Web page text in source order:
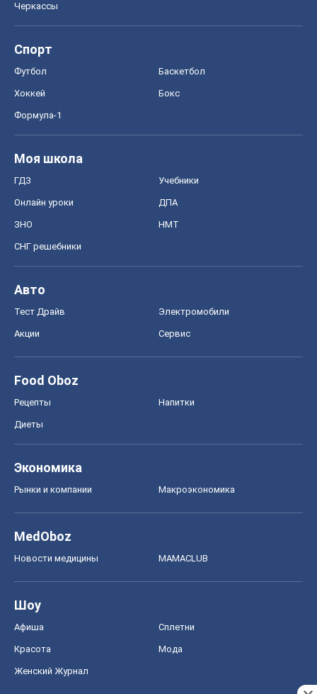
Черкассы
Спорт
Футбол Баскетбол
Хоккей Бокс
Формула-1
Моя школа
ГДЗ Учебники
Онлайн уроки ДПА
ЗНО НМТ
СНГ решебники
Авто
Тест Драйв Электромобили
Акции Сервис
Food Oboz
Рецепты Напитки
Диеты
Экономика
Рынки и компании Mакроэкономика
MedOboz
Новости медицины MAMACLUB
Шоу
Афиша Сплетни
Красота Мода
Женский Журнал